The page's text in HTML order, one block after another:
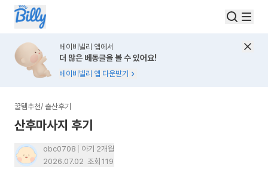
베이비빌리 앱에서
더 많은 베동글을 볼 수 있어요!
베이비빌리 앱 다운받기
꿀템추천/ 출산후기
산후마사지 후기
obc0708
아기 2개월
2026.07.02 조회 119